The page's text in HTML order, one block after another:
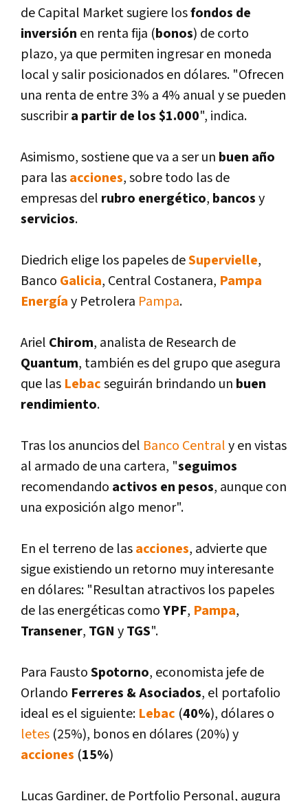
de Capital Market sugiere losfondos de
inversión en renta fija (bonos) de corto
plazo, ya que permiten ingresar en moneda
local y salir posicionados en dólares. "Ofrecen
una renta de entre 3% a 4% anual y se pueden
suscribira partir de los $1.000", indica.
Asimismo, sostiene que va a ser un buen año
para lasacciones, sobre todo las de
empresas del rubro energético, bancosy
servicios.
Diedrich elige los papeles deSupervielle,
Banco Galicia, Central Costanera, Pampa
Energí­ay Petrolera Pampa.
Ariel Chirom, analista de Research de
Quantum, también es del grupo que asegura
que las Lebacseguirán brindando un buen
rendimiento.
Tras los anuncios del Banco Centraly en vistas
al armado de una cartera, "seguimos
recomendando activos en pesos, aunque con
una exposición algo menor".
En el terreno de lasacciones, advierte que
sigue existiendo un retorno muy interesante
en dólares: "Resultan atractivos los papeles
de las energéticas comoYPF, Pampa,
Transener, TGN yTGS".
Para FaustoSpotorno, economista jefe de
Orlando Ferreres & Asociados, el portafolio
ideal es el siguiente: Lebac (40%), dólares o
letes (25%), bonos en dólares (20%) y
acciones (15%)
Lucas Gardiner, de Portfolio Personal, augura